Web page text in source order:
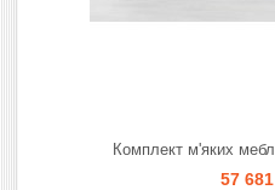
Комплект м'яких
57